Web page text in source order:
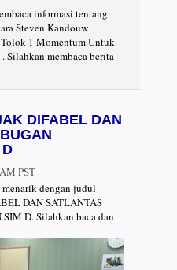
informasi tentang
Steven Kandouw
1 Momentum Untuk
Silahkan membaca berita
DIFABEL DAN
PST
dengan judul
DAN SATLANTAS
D. Silahkan baca dan